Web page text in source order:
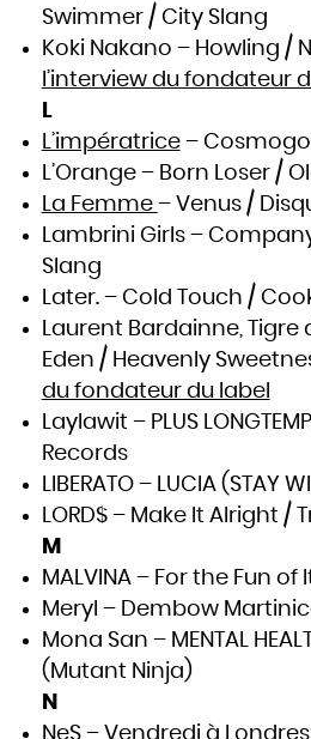
Swimmer / City Slang
Koki Nakano – Howling /
l’interview du fondateur
L
L’impératrice–
L’Orange – Born Loser /
La Femme – Venus /
Lambrini Girls –
Slang
Later. – Cold Touch /
Laurent Bardainne, Tigre
Eden / Heavenly
du fondateur du label
Laylawit – PLUS
Records
LIBERATO – LUCIA (STAY
LORD$ – Make It Alright /
M
MALVINA – For the Fun of
Meryl – Dembow
Mona San – MENTAL
(Mutant Ninja)
N
NeS – Vendredi à